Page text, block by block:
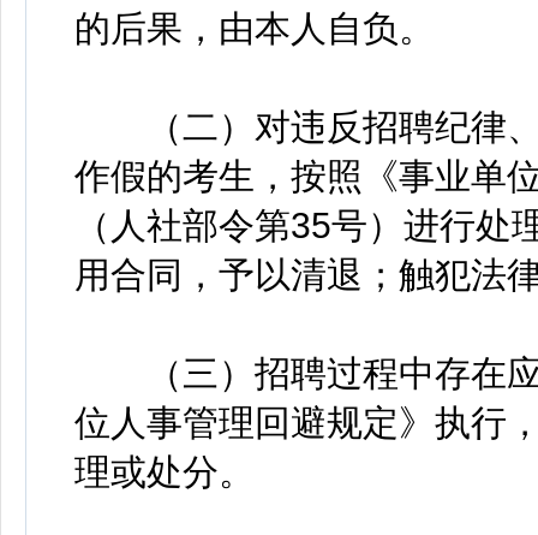
的后果，由本人自负。
（二）对违反招聘纪律、
作假的考生，按照《事业单
（人社部令第35号）进行
用合同，予以清退；触犯法
（三）招聘过程中存在应
位人事管理回避规定》执行
理或处分。